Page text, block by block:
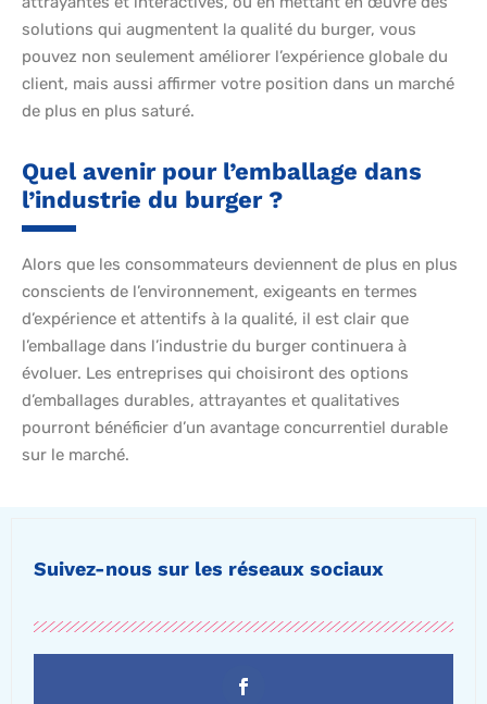
solutions qui augmentent la qualité du burger, vous
pouvez non seulement améliorer l’expérience globale du
client, mais aussi affirmer votre position dans un marché
de plus en plus saturé.
Quel avenir pour l’emballage dans
l’industrie du burger ?
Alors que les consommateurs deviennent de plus en plus
conscients de l’environnement, exigeants en termes
d’expérience et attentifs à la qualité, il est clair que
l’emballage dans l’industrie du burger continuera à
évoluer. Les entreprises qui choisiront des options
d’emballages durables, attrayantes et qualitatives
pourront bénéficier d’un avantage concurrentiel durable
sur le marché.
Suivez-nous sur les réseaux sociaux